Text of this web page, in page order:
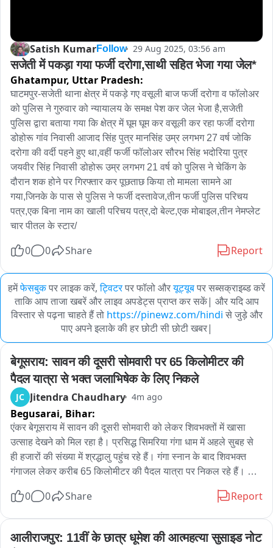
Satish KumarFollow 29 Aug 2025, 03:56 am
सजेती में पकड़ा गया फर्जी दरोगा,साथी सहित भेजा गया जेल*
Ghatampur, Uttar Pradesh:
घाटमपुर-सजेती थाना क्षेत्र में पकड़े गए वसूली बाज फर्जी दरोगा व फॉलोअर
को पुलिस ने गुरुवार को न्यायालय के समक्ष पेश कर जेल भेजा है,सजेती
पुलिस द्वारा बताया गया कि क्षेत्र में घूम घूम कर वसूली कर रहा फर्जी दरोगा
डोहोरू गांव निवासी आजाद सिंह पुत्र मानसिंह उम्र लगभग 27 वर्ष जोकि
दरोगा की वर्दी पहने हुए था,वहीं फर्जी फॉलोअर सौरभ सिंह भदोरिया पुत्र
जयवीर सिंह निवासी डोहोरू उम्र लगभग 21 वर्ष को पुलिस ने चेकिंग के
दौरान शक होने पर गिरफ्तार कर पूछताछ किया तो मामला सामने आ
गया,जिनके के पास से पुलिस ने फर्जी दस्तावेज,तीन फर्जी पुलिस परिचय
पत्र,एक बिना नाम का खाली परिचय पत्र,दो बेल्ट,एक मोबाइल,तीन नेमप्लेट
चार पीतल के स्टार/
0 0 Share Report
हमेंफेसबुकपर लाइक करें, ट्विटरपर फॉलो औरयूट्यूबपर सब्सक्राइब्ड करें
ताकि आप ताजा खबरें और लाइव अपडेट्स प्राप्त कर सकें| और यदि आप
विस्तार से पढ़ना चाहते हैं तो https://pinewz.com/hindi से जुड़े और
पाए अपने इलाके की हर छोटी सी छोटी खबर|
बेगूसराय: सावन की दूसरी सोमवारी पर 65 किलोमीटर की
पैदल यात्रा से भक्त जलाभिषेक के लिए निकले
JC Jitendra Chaudhary 4m ago
Begusarai, Bihar:
एंकर बेगूसराय में सावन की दूसरी सोमवारी को लेकर शिवभक्तों में खासा
उत्साह देखने को मिल रहा है। प्रसिद्ध सिमरिया गंगा धाम में अहले सुबह से
ही हजारों की संख्या में श्रद्धालु पहुंच रहे हैं। गंगा स्नान के बाद शिवभक्त
गंगाजल लेकर करीब 65 किलोमीटर की पैदल यात्रा पर निकल रहे हैं।
भोलेनाथ का जलाभिषेक करना है।सिमरिया गंगा धाम में सावन की दूसरी
शिवभक्तों ने गंगा में स्नान कर पूजा-अर्चना की और गंगाजल लेकर पैदल
यात्रा शुरू की।शिवभक्त करीब 65 किलोमीटर की दूरी तय कर गढ़पुरा
0 0 Share Report
आलीराजपुर: 11वीं के छात्र धूमेश की आत्महत्या सुसाइड नोट